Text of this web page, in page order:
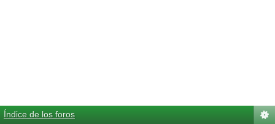
Índice de los foros